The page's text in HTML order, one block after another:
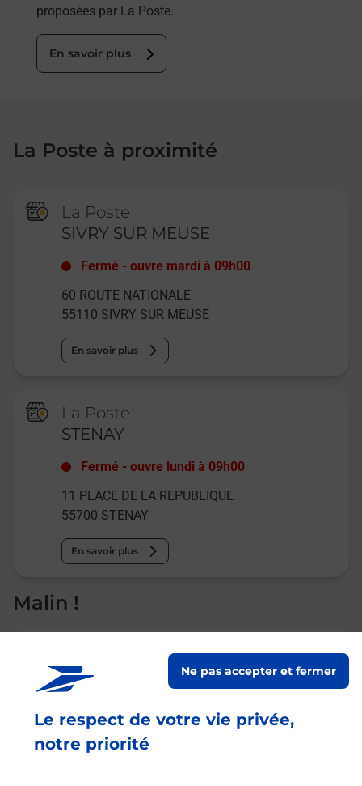
Le respect de votre vie privée,
notre priorité
Ne pas accepter et fermer
proposées par La Poste.
En savoir plus
La Poste à proximité
La Poste
SIVRY SUR MEUSE
Fermé -ouvre mardi à 09h00
60 ROUTE NATIONALE
55110 SIVRY SUR MEUSE
En savoir plus
La Poste
STENAY
Fermé -ouvre lundi à 09h00
11 PLACE DE LA REPUBLIQUE
55700 STENAY
En savoir plus
Malin !
en ligne
En savoir plus